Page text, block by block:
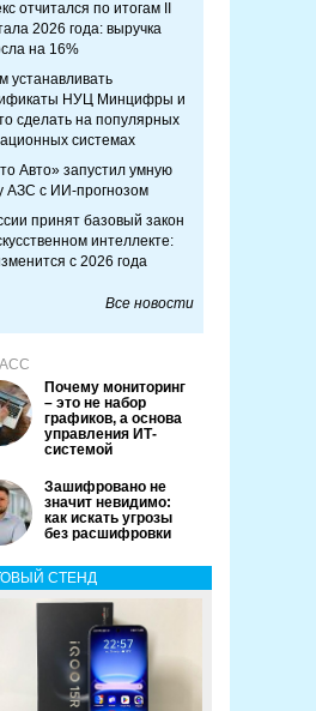
отчитался по итогам II
2026 года: выручка
на 16%
устанавливать
НУЦ Минцифры и
сделать на популярных
системах
Авто» запустил умную
АЗС с ИИ-прогнозом
принят базовый закон
интеллекте:
с 2026 года
Все новости
Почему мониторинг
– это не набор
графиков, а основа
управления ИТ-
системой
Зашифровано не
значит невидимо:
как искать угрозы
без расшифровки
СТЕНД